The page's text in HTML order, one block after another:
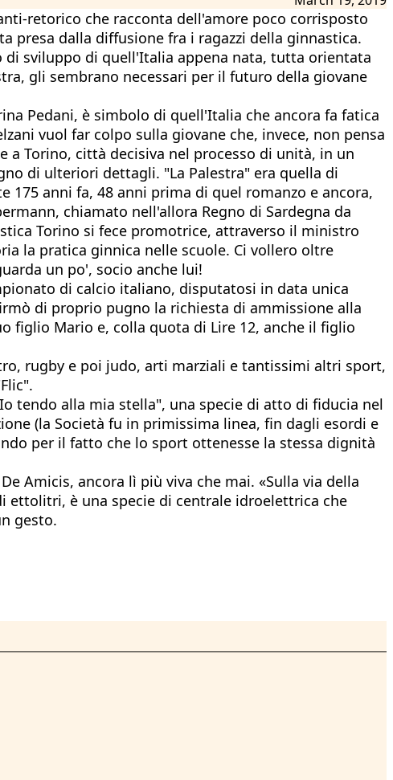
retorico che racconta dell'amore poco corrisposto
presa dalla diffusione fra i ragazzi della ginnastica.
di sviluppo di quell'Italia appena nata, tutta orientata
gli sembrano necessari per il futuro della giovane
Pedani, è simbolo di quell'Italia che ancora fa fatica
vuol far colpo sulla giovane che, invece, non pensa
Torino, città decisiva nel processo di unità, in un
di ulteriori dettagli. "La Palestra" era quella di
175 anni fa, 48 anni prima di quel romanzo e ancora,
chiamato nell'allora Regno di Sardegna da
Torino si fece promotrice, attraverso il ministro
la pratica ginnica nelle scuole. Ci vollero oltre
un po', socio anche lui!
di calcio italiano, disputatosi in data unica
di proprio pugno la richiesta di ammissione alla
figlio Mario e, colla quota di Lire 12, anche il figlio
rugby e poi judo, arti marziali e tantissimi altri sport,
tendo alla mia stella", una specie di atto di fiducia nel
(la Società fu in primissima linea, fin dagli esordi e
per il fatto che lo sport ottenesse la stessa dignità
Amicis, ancora lì più viva che mai. «Sulla via della
ettolitri, è una specie di centrale idroelettrica che
gesto.